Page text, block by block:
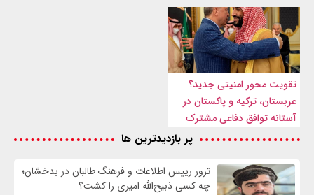
تقویت محور امنیتی جدید؟
عربستان، ترکیه و پاکستان در
آستانه توافق دفاعی مشترک
پر بازدیدترین ها
ترور رییس اطلاعات و فرهنگ طالبان در بدخشان؛
چه کسی ذبیح‌الله امیری را کشت؟